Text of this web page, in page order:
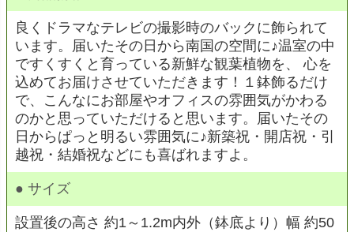
良くドラマなテレビの撮影時のバックに飾られて
います。届いたその日から南国の空間に♪温室の中
ですくすくと育っている新鮮な観葉植物を、 心を
込めてお届けさせていただきます！１鉢飾るだけ
で、こんなにお部屋やオフィスの雰囲気がかわる
のかと思っていただけると思います。届いたその
日からぱっと明るい雰囲気に♪新築祝・開店祝・引
越祝・結婚祝などにも喜ばれますよ。
● サイズ
設置後の高さ 約1～1.2m内外（鉢底より）幅 約50